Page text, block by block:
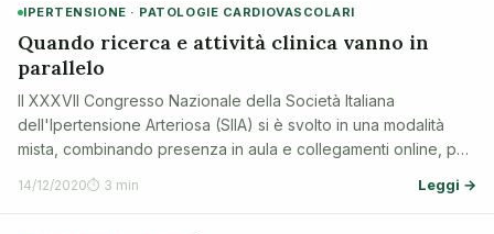
IPERTENSIONE · PATOLOGIE CARDIOVASCOLARI
Quando ricerca e attività clinica vanno in
parallelo
Il XXXVII Congresso Nazionale della Società Italiana
dell'Ipertensione Arteriosa (SIIA) si è svolto in una modalità
mista, combinando presenza in aula e collegamenti online, per
garantire sicurezza e ampia partecipazione durante la
pandemia da COVID-19. Questo…
14/12/2020⏱ 3 min Leggi →